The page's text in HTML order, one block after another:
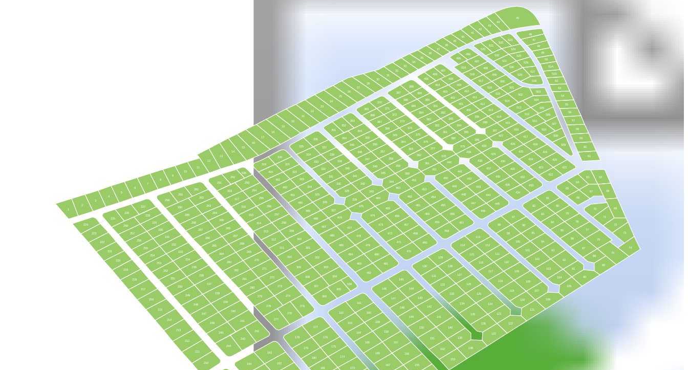
194
193
192
178
177
179
176
180
175
181
174
173
162
161
163
160
164
159
165
158
166
157
167
156
155
146
145
147
144
148
143
149
142
150
141
151
140
152
139
153
138
130
129
131
128
132
127
133
126
134
125
135
124
136
123
137
122
114
113
115
112
116
111
117
110
118
109
119
108
120
107
121
106
98
97
99
96
100
95
101
94
102
93
103
92
104
105
91
90
82
81
83
80
84
79
85
78
86
77
87
76
88
89
75
65
66
64
63 62
67 68
69
70
71
72
73
74
224
223
222
221
220
219
218
217
216
215
214
213
212
211
210
1
2
3
4
5
6
7
8
9
10
11
12
13
14
15
16
17
18
19
20
21
22
23
24
25
26
27
28
30
31
32
33
34
35
36
37
38
39
40
41
42
43
44
45
225
226
227
258
228
257
229
256
230
255
231
254
232
253
233
252
234
251
235
250
236
249
237
248
238
247
239
246
240
245
241
244
243
242
259
260
261
290
262
289
263
288
264
287
266
286
265
285
267
284
268
283
269
282
270
281
271
280
272
279
273
278
274
277
276
275
291
292
535
318
293
317
294
316
295
315
296
314
297
313
298
312
299
311
300
310
301
309
302
308
303
307
304
306
305
538
319
320
494
321
493
322
492
323
491
324
490
325
489
326
488
327
487
476
486
477
485
478
484
479
483
480
482
481
335
336
334
337
333
338
332
339
331
340
330
341
329
342
328
343
475
474
473
472
471
470
464
465
466
467
468
469
351
352
353
350
354
349
355
348
356
347
357
346
358
345
344
359
360
463
452
462
461
453
454
460
455
459
456
458
457
369
370
368
371
367
372
366
373
365
374
364
375
363
376
362
361
377
378
451
450
440
441
449
442
448
443
447
444
446
445
387
388
386
389
385
390
384
391
383
392
382
393
381
394
380
395
379
396
439
428
438
429
437
430
436
431
435
432
434
433
405
406
407
404
408
403
409
402
410
401
411
400
412
399
413
398
397
427
414
415
416
417
426
425
418
424
419
423
420
422
421
61
60
59
58
57
56
55
54
53
52
51Б
51А
50
49
48
47
46
520
521
522
523
532
531
530
529
528
527
526
525
524
495
496
519
497
518
517
516
515
514
513
512
511
510
508
509
498
499
500
501
502
504
503
505
506
507